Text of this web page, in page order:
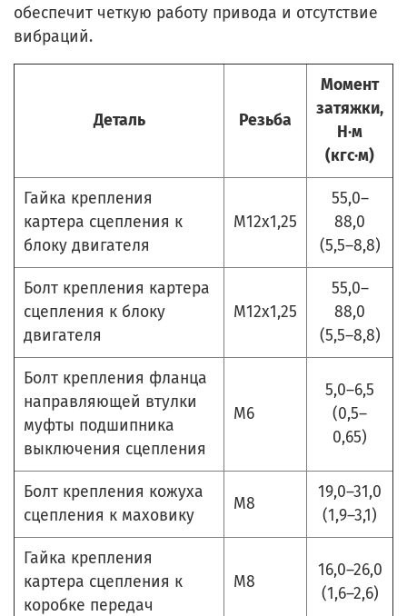
обеспечит четкую работу привода и отсутствие
вибраций.
Деталь Резьба
Момент
затяжки,
Н·м
(кгс·м)
Гайка крепления
картера сцепления к
блоку двигателя
М12х1,25
55,0–
88,0
(5,5–8,8)
Болт крепления картера
сцепления к блоку
двигателя
М12х1,25
55,0–
88,0
(5,5–8,8)
Болт крепления фланца
направляющей втулки
муфты подшипника
выключения сцепления
М6
5,0–6,5
(0,5–
0,65)
Болт крепления кожуха
сцепления к маховику
М8
19,0–31,0
(1,9–3,1)
Гайка крепления
картера сцепления к
коробке передач
М8
16,0–26,0
(1,6–2,6)